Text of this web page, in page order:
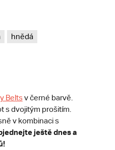
hnědá
Belts v černé barvě.
s dvojitým prošitím.
v kombinaci s
ještě dnes a